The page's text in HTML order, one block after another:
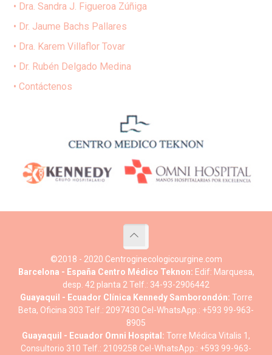
• Dra. Sandra J. Figueroa Zúñiga
• Dr. Jaume Bachs Pallares
• Dra. Karem Villaflor Tovar
• Dr. Rubén Delgado Medina
• Contáctenos
©2018 - 2020 Centroginecologicourgine.com
Barcelona - España Centro Médico Teknon: Edif: Marquesa,
desp. 42 planta 2 Telf.: 34-93-2906442
Guayaquil - Ecuador Clínica Kennedy Samborondón: Torre
Beta, Oficina 303 Telf.: 2097430 Cel-WhatsApp.: +593 99-963-
8905
Guayaquil - Ecuador Omni Hospital: Torre Médica Vitalis 1,
Consultorio 310 Telf.: 2109258 Cel-WhatsApp.: +593 99-963-